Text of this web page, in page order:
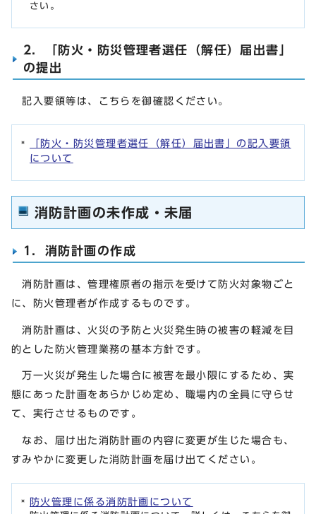
さい。
2．「防火・防災管理者選任（解任）届出書」
の提出
記入要領等は、こちらを御確認ください。
「防火・防災管理者選任（解任）届出書」の記入要領
について
消防計画の未作成・未届
1．消防計画の作成
消防計画は、管理権原者の指示を受けて防火対象物ごと
に、防火管理者が作成するものです。
消防計画は、火災の予防と火災発生時の被害の軽減を目
的とした防火管理業務の基本方針です。
万一火災が発生した場合に被害を最小限にするため、実
態にあった計画をあらかじめ定め、職場内の全員に守らせ
て、実行させるものです。
なお、届け出た消防計画の内容に変更が生じた場合も、
すみやかに変更した消防計画を届け出てください。
防火管理に係る消防計画について